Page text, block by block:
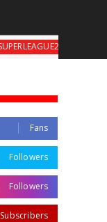
Στην AEΛ ο
Fans
Followers
Followers
Subscribers